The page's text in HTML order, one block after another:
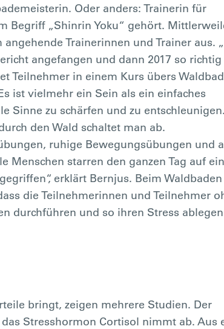
Oder anders: Trainerin für
Begriff „Shinrin Yoku“ gehört.
Trainerinnen und Trainer aus.
angefangen und dann 2017 so
Teilnehmer in einem Kurs übers
ist vielmehr ein Sein als ein einfaches
Sinne zu schärfen und zu entschleunigen.
den Wald schaltet man ab.
ruhige Bewegungsübungen und
Menschen starren den ganzen Tag auf
erklärt Bernjus. Beim
die Teilnehmerinnen und Teilnehmer
durchführen und so ihren Stress ablegen
bringt, zeigen mehrere Studien. Der
Stresshormon Cortisol nimmt ab. Aus